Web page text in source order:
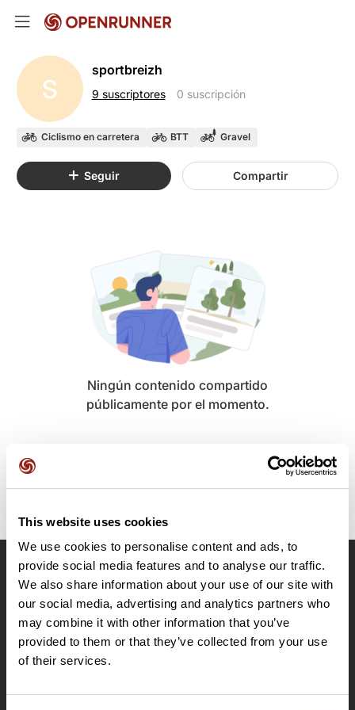
This website uses cookies
We use cookies to personalise content and ads, to
provide social media features and to analyse our traffic.
We also share information about your use of our site with
our social media, advertising and analytics partners who
may combine it with other information that you’ve
provided to them or that they’ve collected from your use
of their services.
S
sportbreizh
9 suscriptores 0 suscripción
Ciclismo en carretera BTT Gravel
Seguir Compartir
Ningún contenido compartido
públicamente por el momento.
OpenRunner
Equipo
Empleo
A proposito
Contacto